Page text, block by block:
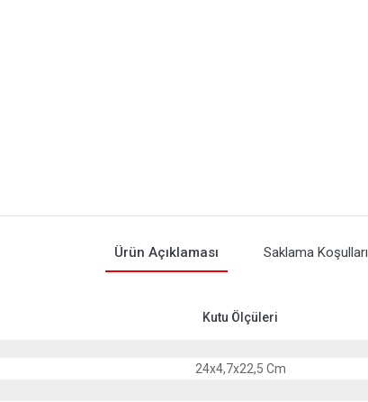
Ürün Açıklaması Saklama Koşulları
Kutu Ölçüleri
24x4,7x22,5 Cm